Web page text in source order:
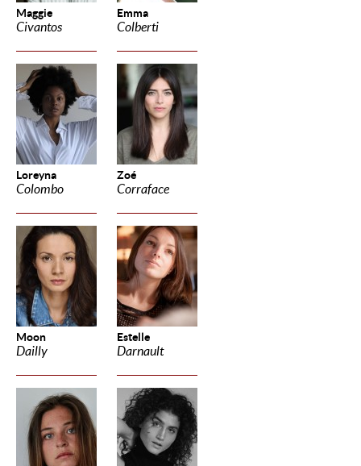
Maggie
Civantos
Emma
Colberti
Loreyna
Colombo
Zoé
Corraface
Moon
Dailly
Estelle
Darnault